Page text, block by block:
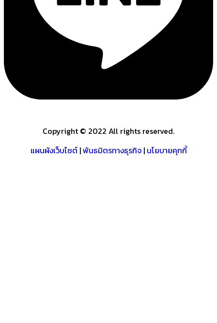
Copyright © 2022 All rights reserved.
แผนผังเว็บไซต์|พันธมิตรทางธุรกิจ| นโยบายคุกกี้